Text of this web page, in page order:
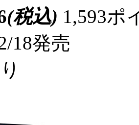
(税込) 1,593ポ
18発売